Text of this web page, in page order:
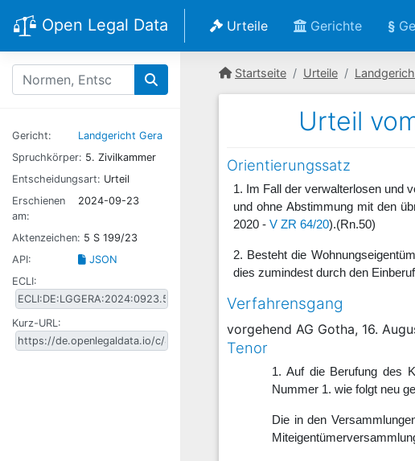
Open Legal Data Urteile Gerichte §
Gericht:
Landgericht Gera
Spruchkörper: 5. Zivilkammer
Entscheidungsart: Urteil
Erschienen
am:
2024-09-23
Aktenzeichen: 5 S 199/23
API:
JSON
ECLI:
Kurz-URL:
Startseite Urteile
Urteil
Orientierungssatz
1. Im Fall der verwalterlosen und
und ohne Abstimmung mit den
2020 - V ZR 64/20).(Rn.50)
2. Besteht die
dies zumindest durch den
Verfahrensgang
vorgehend AG Gotha, 16.
Tenor
1. Auf die Berufung des
Nummer 1. wie folgt neu
Die in den